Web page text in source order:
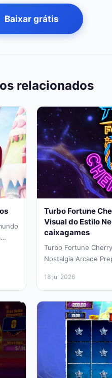
Baixar grátis
relacionados
Turbo Fortune
Visual do Estilo
caixagames
Turbo Fortune
Nostalgia Arcade
18 jul 2026